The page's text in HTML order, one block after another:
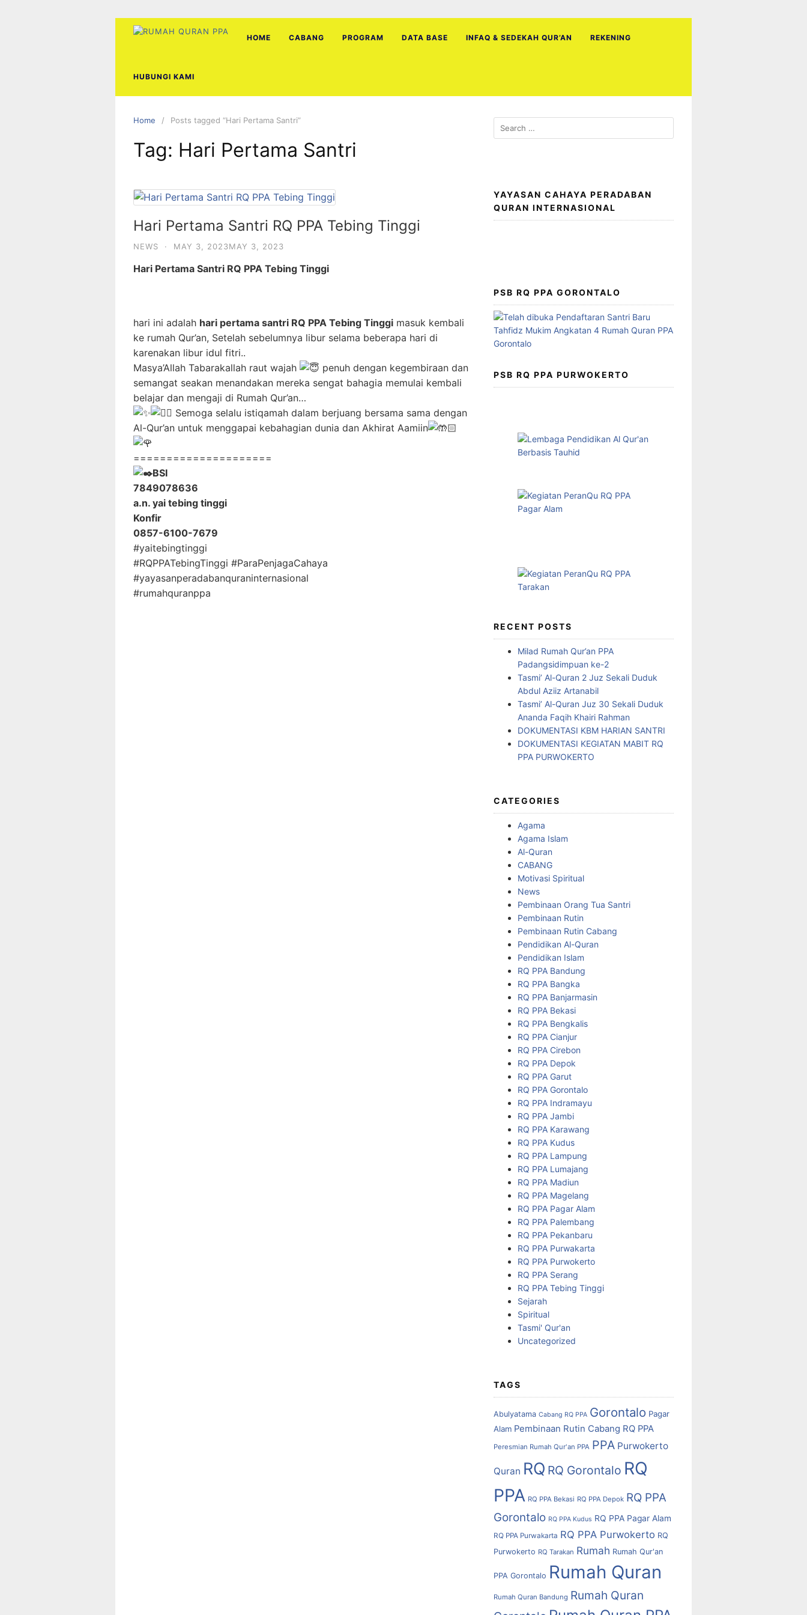
HOME CABANG PROGRAM DATA BASE INFAQ & SEDEKAH QUR’AN REKENING
HUBUNGI KAMI
Home Posts tagged “Hari Pertama Santri”
Tag: Hari Pertama Santri
Hari Pertama Santri RQ PPA Tebing Tinggi
NEWS · MAY 3, 2023MAY 3, 2023
Hari Pertama Santri RQ PPA Tebing Tinggi
hari ini adalah hari pertama santri RQ PPA Tebing Tinggi masuk kembali
ke rumah Qur’an, Setelah sebelumnya libur selama beberapa hari di
karenakan libur idul fitri..
Masya’Allah Tabarakallah raut wajah
penuh dengan kegembiraan dan
semangat seakan menandakan mereka sengat bahagia memulai kembali
belajar dan mengaji di Rumah Qur’an…
Semoga selalu istiqamah dalam berjuang bersama sama dengan
Al-Qur’an untuk menggapai kebahagian dunia dan Akhirat Aamiin
=====================
BSI
7849078636
a.n. yai tebing tinggi
Konfir
0857-6100-7679
#yaitebingtinggi
#RQPPATebingTinggi #ParaPenjagaCahaya
#yayasanperadabanquraninternasional
#rumahquranppa
Search
for:
YAYASAN CAHAYA PERADABAN
QURAN INTERNASIONAL
PSB RQ PPA GORONTALO
PSB RQ PPA PURWOKERTO
RECENT POSTS
Milad Rumah Qur’an PPA
Padangsidimpuan ke-2
Tasmi’ Al-Quran 2 Juz Sekali Duduk
Abdul Aziiz Artanabil
Tasmi’ Al-Quran Juz 30 Sekali Duduk
Ananda Faqih Khairi Rahman
DOKUMENTASI KBM HARIAN SANTRI
DOKUMENTASI KEGIATAN MABIT RQ
PPA PURWOKERTO
CATEGORIES
Agama
Agama Islam
Al-Quran
CABANG
Motivasi Spiritual
News
Pembinaan Orang Tua Santri
Pembinaan Rutin
Pembinaan Rutin Cabang
Pendidikan Al-Quran
Pendidikan Islam
RQ PPA Bandung
RQ PPA Bangka
RQ PPA Banjarmasin
RQ PPA Bekasi
RQ PPA Bengkalis
RQ PPA Cianjur
RQ PPA Cirebon
RQ PPA Depok
RQ PPA Garut
RQ PPA Gorontalo
RQ PPA Indramayu
RQ PPA Jambi
RQ PPA Karawang
RQ PPA Kudus
RQ PPA Lampung
RQ PPA Lumajang
RQ PPA Madiun
RQ PPA Magelang
RQ PPA Pagar Alam
RQ PPA Palembang
RQ PPA Pekanbaru
RQ PPA Purwakarta
RQ PPA Purwokerto
RQ PPA Serang
RQ PPA Tebing Tinggi
Sejarah
Spiritual
Tasmi' Qur'an
Uncategorized
TAGS
Abulyatama Cabang RQ PPA Gorontalo Pagar
Alam Pembinaan Rutin Cabang RQ PPA
Peresmian Rumah Qur'an PPA PPA Purwokerto
Quran RQ RQ Gorontalo RQ
PPA RQ PPA Bekasi RQ PPA Depok RQ PPA
Gorontalo RQ PPA Kudus RQ PPA Pagar Alam
RQ PPA Purwakarta RQ PPA Purwokerto RQ
Purwokerto RQ Tarakan Rumah Rumah Qur'an
PPA Gorontalo Rumah Quran
Rumah Quran Bandung Rumah Quran